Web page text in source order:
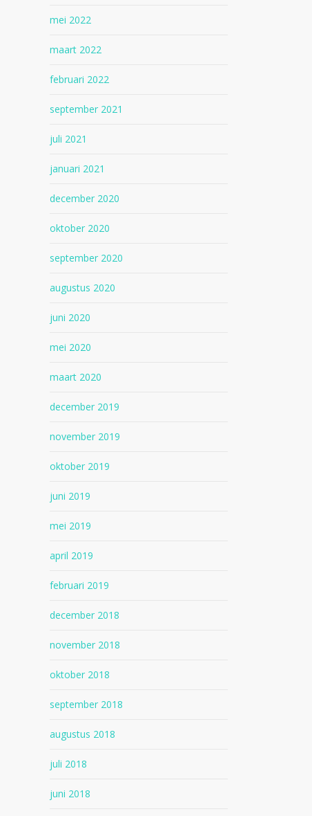
mei 2022
maart 2022
februari 2022
september 2021
juli 2021
januari 2021
december 2020
oktober 2020
september 2020
augustus 2020
juni 2020
mei 2020
maart 2020
december 2019
november 2019
oktober 2019
juni 2019
mei 2019
april 2019
februari 2019
december 2018
november 2018
oktober 2018
september 2018
augustus 2018
juli 2018
juni 2018